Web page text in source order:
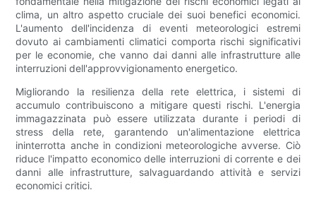
clima, un altro aspetto cruciale dei suoi benefici economici.
L'aumento dell'incidenza di eventi meteorologici estremi
dovuto ai cambiamenti climatici comporta rischi significativi
per le economie, che vanno dai danni alle infrastrutture alle
interruzioni dell'approvvigionamento energetico.
Migliorando la resilienza della rete elettrica, i sistemi di
accumulo contribuiscono a mitigare questi rischi. L'energia
immagazzinata può essere utilizzata durante i periodi di
stress della rete, garantendo un'alimentazione elettrica
ininterrotta anche in condizioni meteorologiche avverse. Ciò
riduce l'impatto economico delle interruzioni di corrente e dei
danni alle infrastrutture, salvaguardando attività e servizi
economici critici.